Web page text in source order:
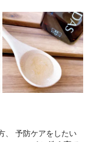
、 予防ケアをしたい